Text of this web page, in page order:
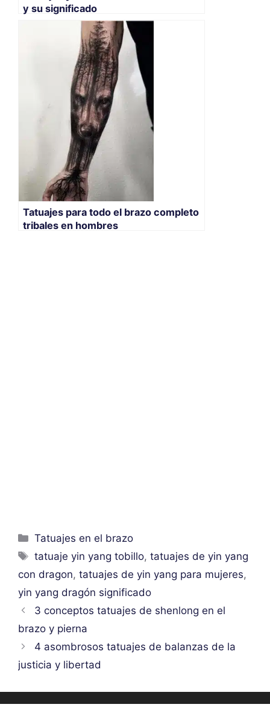
y su significado
Tatuajes para todo el brazo completo
tribales en hombres
Categorías
Tatuajes en el brazo
Etiquetas
tatuaje yin yang tobillo,tatuajes de yin yang
con dragon, tatuajes de yin yang para mujeres,
yin yang dragón significado
3 conceptos tatuajes de shenlong en el
brazo y pierna
4 asombrosos tatuajes de balanzas de la
justicia y libertad